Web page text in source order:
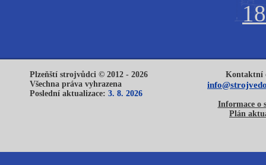
Plzeňští strojvůdci © 2012 - 2026
Všechna práva vyhrazena
Poslední aktualizace: 3. 8. 2026
Kontaktní
Informace o
Plán